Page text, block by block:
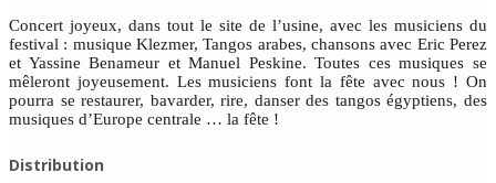
Concert joyeux, dans tout le site de l’usine, avec les musiciens du
festival : musique Klezmer, Tangos arabes, chansons avec Eric Perez
et Yassine Benameur et Manuel Peskine. Toutes ces musiques se
mêleront joyeusement. Les musiciens font la fête avec nous ! On
pourra se restaurer, bavarder, rire, danser des tangos égyptiens, des
musiques d’Europe centrale … la fête !
Distribution